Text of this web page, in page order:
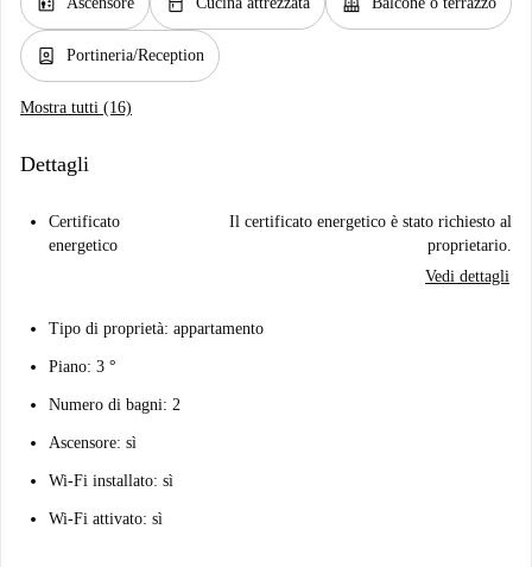
person_book Portineria/Reception
Mostra tutti (16)
Dettagli
Certificato
energetico
Il certificato energetico è stato richiesto al
proprietario.
Vedi dettagli
Tipo di proprietà: appartamento
Piano: 3 °
Numero di bagni: 2
Ascensore: sì
Wi-Fi installato: sì
Wi-Fi attivato: sì